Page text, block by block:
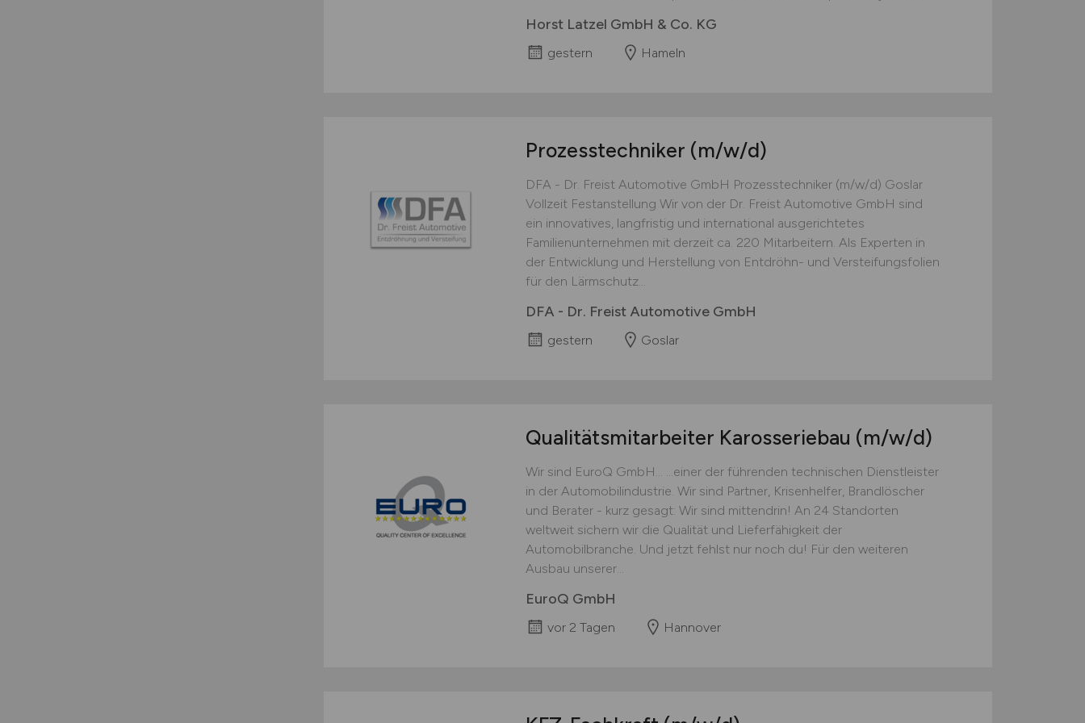
Horst Latzel GmbH & Co. KG
gestern Hameln
Prozesstechniker (m/w/d)
DFA - Dr. Freist Automotive GmbH Prozesstechniker (m/w/d) Goslar
Vollzeit Festanstellung Wir von der Dr. Freist Automotive GmbH sind
ein innovatives, langfristig und international ausgerichtetes
Familienunternehmen mit derzeit ca. 220 Mitarbeitern. Als Experten in
der Entwicklung und Herstellung von Entdröhn- und Versteifungsfolien
für den Lärmschutz...
DFA - Dr. Freist Automotive GmbH
gestern Goslar
Qualitätsmitarbeiter Karosseriebau (m/w/d)
Wir sind EuroQ GmbH... ...einer der führenden technischen Dienstleister
in der Automobilindustrie. Wir sind Partner, Krisenhelfer, Brandlöscher
und Berater - kurz gesagt: Wir sind mittendrin! An 24 Standorten
weltweit sichern wir die Qualität und Lieferfähigkeit der
Automobilbranche. Und jetzt fehlst nur noch du! Für den weiteren
Ausbau unserer...
EuroQ GmbH
vor 2 Tagen Hannover